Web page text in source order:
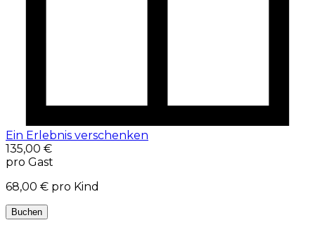
Ein Erlebnis verschenken
135,00 €
pro Gast
68,00 € pro Kind
Buchen